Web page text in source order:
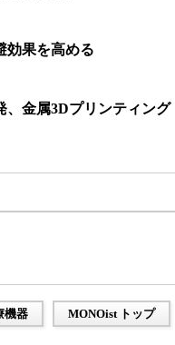
効果を高める
、金属3Dプリンティング
機器 MONOist トップ